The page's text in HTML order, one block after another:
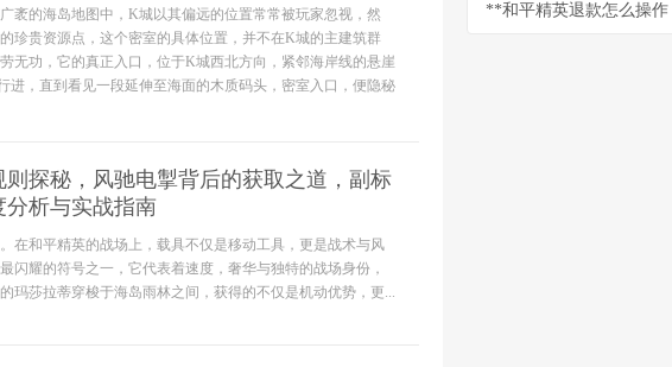
袤的海岛地图中，K城以其偏远的位置常常被玩家忽视，然
珍贵资源点，这个密室的具体位置，并不在K城的主建筑群
无功，它的真正入口，位于K城西北方向，紧邻海岸线的悬崖
进，直到看见一段延伸至海面的木质码头，密室入口，便隐秘
探秘，风驰电掣背后的获取之道，副标
分析与实战指南
在和平精英的战场上，载具不仅是移动工具，更是战术与风
闪耀的符号之一，它代表着速度，奢华与独特的战场身份，
玛莎拉蒂穿梭于海岛雨林之间，获得的不仅是机动优势，更...